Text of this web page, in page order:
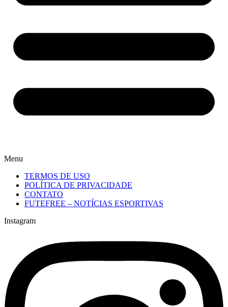
Menu
TERMOS DE USO
POLÍTICA DE PRIVACIDADE
CONTATO
FUTEFREE – NOTÍCIAS ESPORTIVAS
Instagram